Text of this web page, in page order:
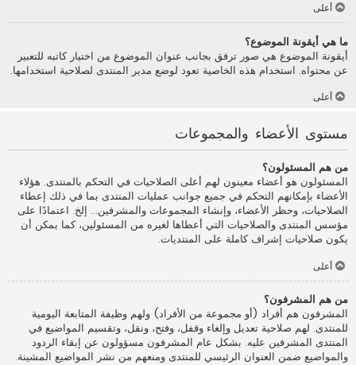
أعلى
ما هي أيقونة الموضوع؟
أيقونة الموضوع هي صور ترفق بجانب عنوان الموضوع من اختيار كاتبه للتعبير
عن محتواه. استخدام هذه الخاصية تعود لوضع مدير المنتدى لصلاحية استخدامها.
أعلى
مستوى الأعضاء والمجموعات
من هم المسئولون؟
المسئولون هو أعضاء معينون لهم أعلى الصلاحيات في التحكم بالمنتدى. هؤلاء
الأعضاء بإمكانهم التحكم في جميع جوانب عمليات المنتدى بما في ذلك إعطاء
الصلاحيات، وحظر الأعضاء، وإنشاء المجموعات والمشرفين... إلخ. اعتمادًا على
مؤسس المنتدى والصلاحيات التي أعطاها لغيره من المسئولين، كما يمكن أن
يكون صلاحيات إشراف كاملة على المنتديات.
أعلى
من هم المشرفون؟
المشرفون هم أفراد (أو مجموعة من الأفراد) ولهم وظيفة المتابعة اليومية
للمنتدى. لهم صلاحية تعديل وإلغاء وقفل، وفتح، ونقل، وتقسيم المواضيع في
المنتدى المشرفين عليه. بشكل عام المشرفون مسؤولون عن إبقاء الردود
والمواضيع ضمن العنوان الرئيسي للمنتدى ومنعهم من نشر المواضيع المشينة.